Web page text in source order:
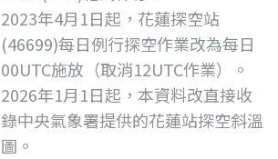
2023年4月1日起，花蓮探空站
(46699)每日例行探空作業改為每日
00UTC施放（取消12UTC作業）。
2026年1月1日起，本資料改直接收
錄中央氣象署提供的花蓮站探空斜溫
圖。